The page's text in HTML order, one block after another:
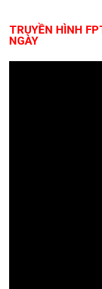
TRUYỀN HÌNH
NGÀY